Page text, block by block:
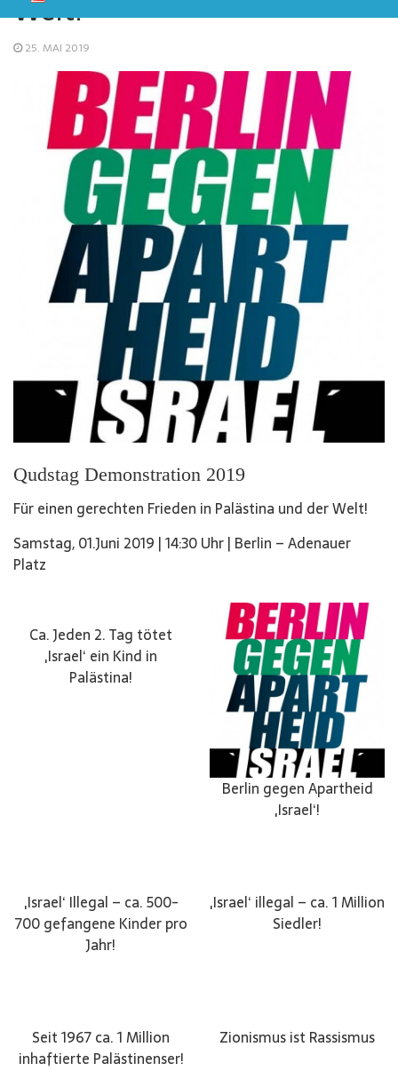
Welt!
25. MAI 2019
Qudstag Demonstration 2019
Für einen gerechten Frieden in Palästina und der Welt!
Samstag, 01.Juni 2019 | 14:30 Uhr | Berlin – Adenauer
Platz
Ca. Jeden 2. Tag tötet
‚Israel‘ ein Kind in
Palästina!
Berlin gegen Apartheid
‚Israel‘!
‚Israel‘ Illegal – ca. 500-
700 gefangene Kinder pro
Jahr!
‚Israel‘ illegal – ca. 1 Million
Siedler!
Seit 1967 ca. 1 Million
inhaftierte Palästinenser!
Zionismus ist Rassismus